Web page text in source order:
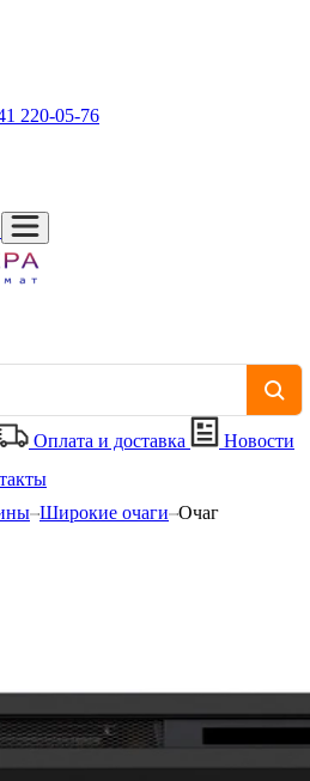
220-05-76
Оплата и доставка
Новости
Широкие очаги Очаг